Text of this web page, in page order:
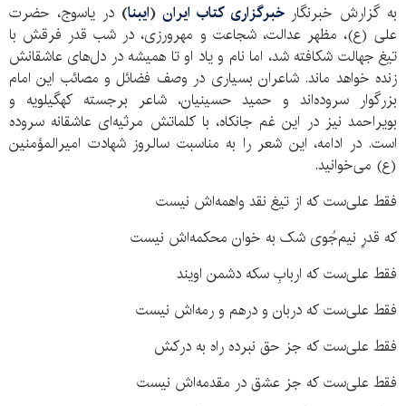
به گزارش خبرنگار خبرگزاری کتاب ایران (ایبنا) در یاسوج، حضرت
علی (ع)، مظهر عدالت، شجاعت و مهرورزی، در شب قدر فرقش با
تیغ جهالت شکافته شد، اما نام و یاد او تا همیشه در دل‌های عاشقانش
زنده خواهد ماند. شاعران بسیاری در وصف فضائل و مصائب این امام
بزرگوار سروده‌اند و حمید حسینیان، شاعر برجسته کهگیلویه و
بویراحمد نیز در این غم جانکاه، با کلماتش مرثیه‌ای عاشقانه سروده
است. در ادامه، این شعر را به مناسبت سالروز شهادت امیرالمؤمنین
(ع) می‌خوانید.
فقط علی‌ست که از تیغ نقد واهمه‌اش نیست
که قدرِ نیم‌جُوی شک به خوان محکمه‌اش نیست
فقط علی‌ست که اربابِ سکه دشمن اویند
فقط علی‌ست که دربان و درهم و رمه‌اش نیست
فقط علی‌ست که جز حق نبرده راه به درکش
فقط علی‌ست که جز عشق در مقدمه‌اش نیست